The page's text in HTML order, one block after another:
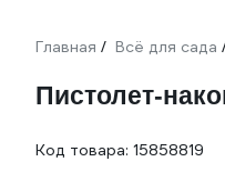
Главная / Всё для сада
Пистолет-
Код товара: 15858819